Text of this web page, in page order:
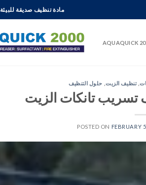
AQUAQUICK 2000 مادة تنظيف صديقة للبيئة
AQUAQUICK
, تنظيف الزيت, حلول التنظيف
تسريب تانكات الزيت
POSTED ON FEBRUARY